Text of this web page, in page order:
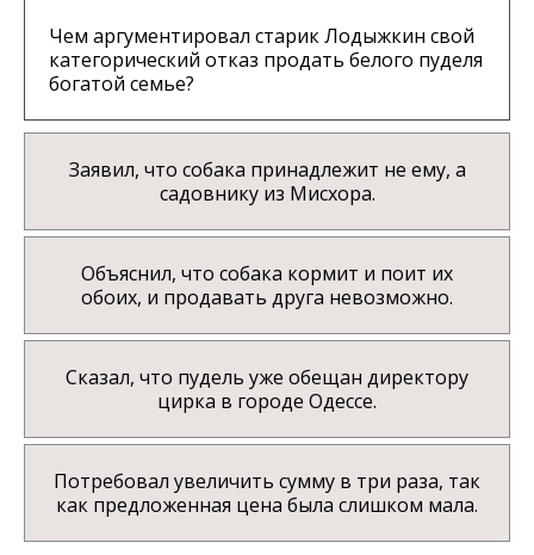
Чем аргументировал старик Лодыжкин свой
категорический отказ продать белого пуделя
богатой семье?
Заявил, что собака принадлежит не ему, а
садовнику из Мисхора.
Объяснил, что собака кормит и поит их
обоих, и продавать друга невозможно.
Сказал, что пудель уже обещан директору
цирка в городе Одессе.
Потребовал увеличить сумму в три раза, так
как предложенная цена была слишком мала.